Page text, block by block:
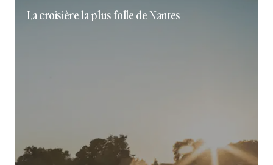
La croisière la plus folle de Nantes